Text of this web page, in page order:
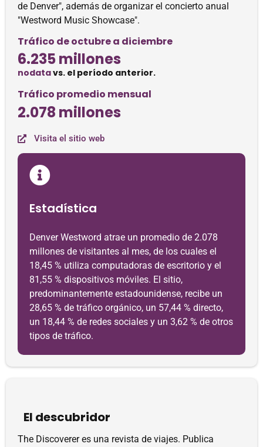
de Denver", además de organizar el concierto anual
"Westword Music Showcase".
Tráfico de octubre a diciembre
6.235 millones
nodatavs. el período anterior.
Tráfico promedio mensual
2.078 millones
Visita el sitio web
Estadística
Denver Westword atrae un promedio de 2.078
millones de visitantes al mes, de los cuales el
18,45 % utiliza computadoras de escritorio y el
81,55 % dispositivos móviles. El sitio,
predominantemente estadounidense, recibe un
28,65 % de tráfico orgánico, un 57,44 % directo,
un 18,44 % de redes sociales y un 3,62 % de otros
tipos de tráfico.
El descubridor
The Discoverer es una revista de viajes. Publica